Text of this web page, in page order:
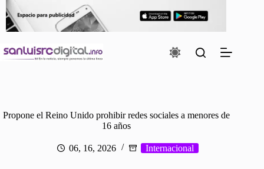
contenido
Propone el Reino Unido prohibir redes sociales a menores de
16 años
06, 16, 2026 Internacional